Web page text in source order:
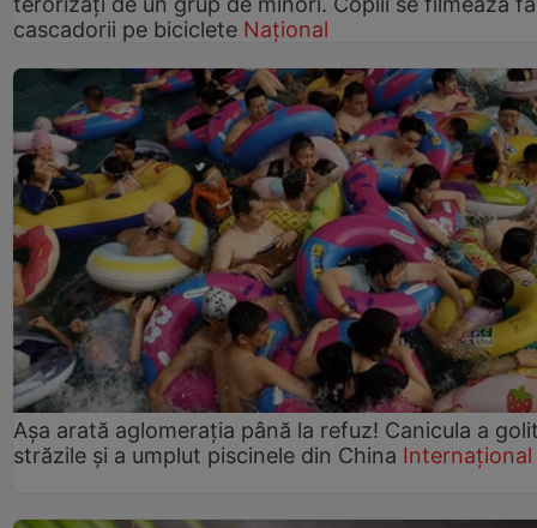
cascadorii pe biciclete Național
Așa arată aglomerația până la refuz! Canicula a
străzile și a umplut piscinele din China Internațional